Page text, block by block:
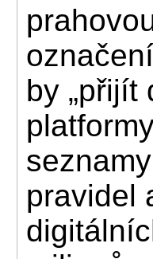
by „přijít
pravidel